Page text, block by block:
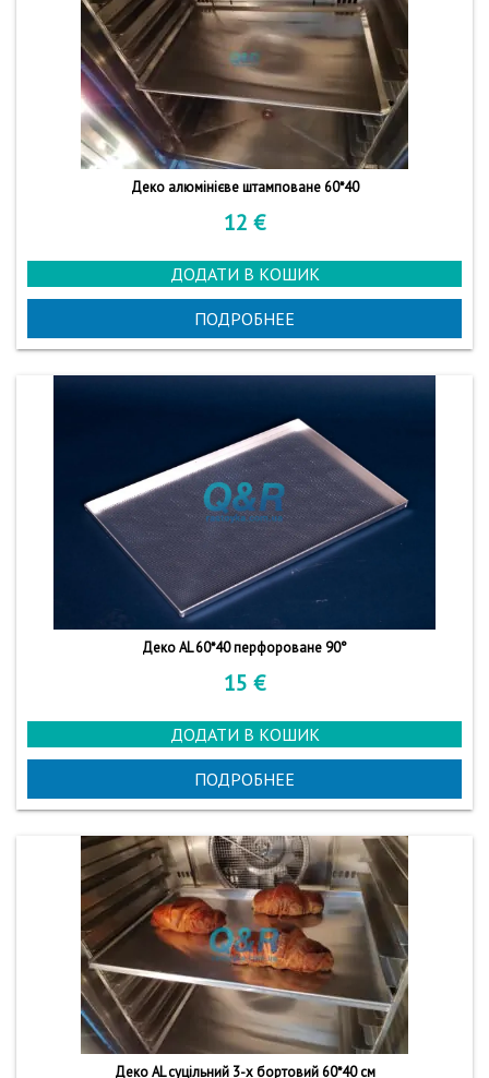
Деко алюмінієве штамповане 60*40
12 €
ДОДАТИ В КОШИК
ПОДРОБНЕЕ
Деко AL 60*40 перфороване 90°
15 €
ДОДАТИ В КОШИК
ПОДРОБНЕЕ
Деко AL суцільний 3-х бортовий 60*40 см